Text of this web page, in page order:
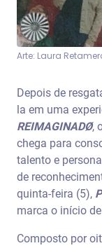
Arte: Laura
Depois de
la em uma
REIMAGINADØ,
chega para
talento e
de
quinta-feira (5),
marca o início
Composto por